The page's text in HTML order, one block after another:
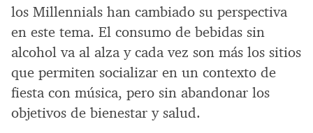
los Millennials han cambiado su perspectiva
en este tema. El consumo de bebidas sin
alcohol va al alza y cada vez son más los sitios
que permiten socializar en un contexto de
fiesta con música, pero sin abandonar los
objetivos de bienestar y salud.